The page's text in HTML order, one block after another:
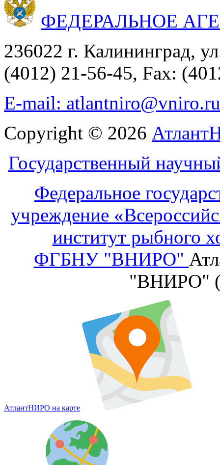
ФЕДЕРАЛЬНОЕ
236022 г. Калининград,
(4012) 21-56-45, Fax:
E-mail: atlantniro@vniro.ru
Copyright © 2026
Государственный
Федеральное
учреждение
институт рыбного
ФГБНУ "ВНИРО"
"ВНИРО"
АтлантНИРО на карте